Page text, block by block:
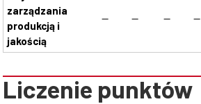
zarządzania
produkcją i
jakością
-- -- -- --
Liczenie punktów